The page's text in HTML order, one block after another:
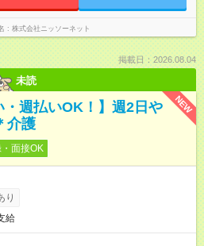
株式会社ニッソーネット
掲載日：2026.08.04
未読
NEW
・週払いOK！】週2日や
介護
面接OK
り
給